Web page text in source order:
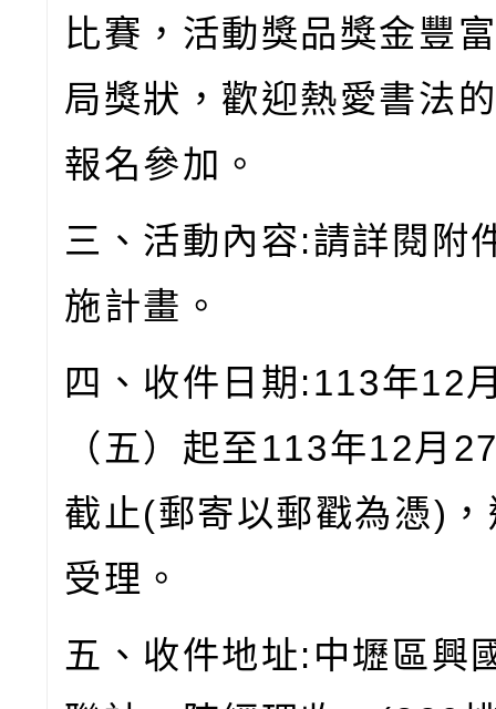
比賽，活動獎品獎金豐
局獎狀，歡迎熱愛書法
報名參加。
三、活動內容:請詳閱附
施計畫。
四、收件日期 :113年12
（五）起至113年12月
截止(郵寄以郵戳為憑)
受理。
五、收件地址: 中壢區興